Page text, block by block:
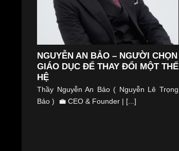
NGUYỄN AN BẢO – NGƯỜI CHỌN
GIÁO DỤC ĐỂ THAY ĐỔI MỘT THẾ
HỆ
Thầy Nguyễn An Bảo ( Nguyễn Lê Trọng
Bảo ) 💼 CEO & Founder | [...]